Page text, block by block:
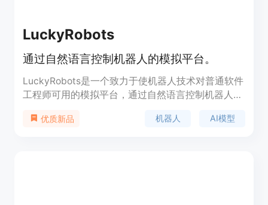
LuckyRobots
通过自然语言控制机器人的模拟平台。
LuckyRobots是一个致力于使机器人技术对普通软件
工程师可用的模拟平台，通过自然语言控制机器人执
环境、物理模拟和多摄像头输入，支持用户部署和测
优质新品 机器人 AI模型